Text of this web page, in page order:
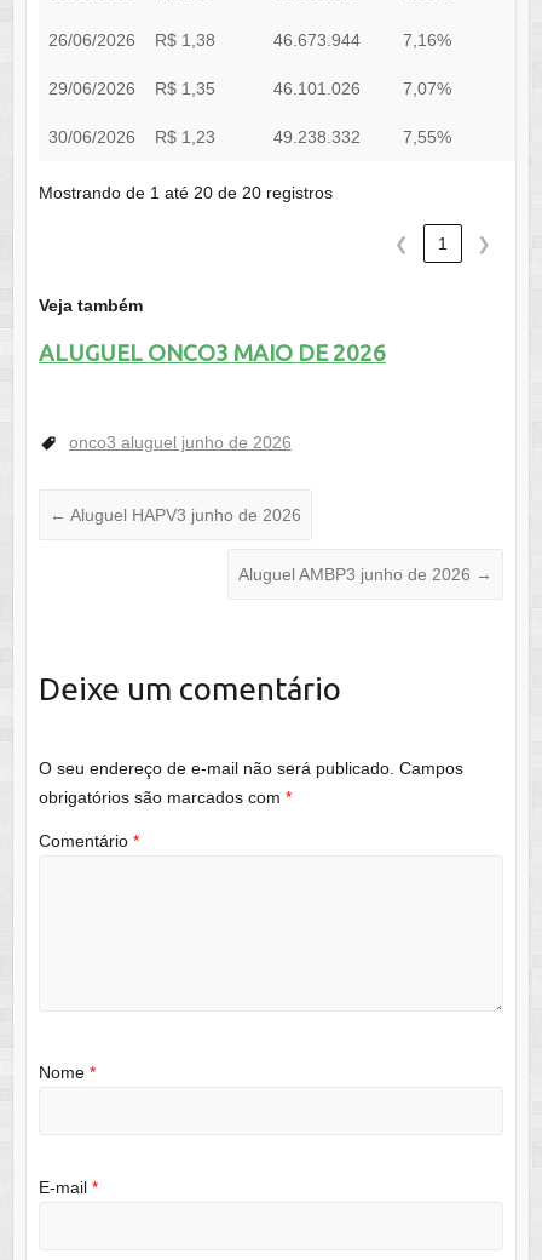
26/06/2026 R$ 1,38 46.673.944 7,16%
29/06/2026 R$ 1,35 46.101.026 7,07%
30/06/2026 R$ 1,23 49.238.332 7,55%
Mostrando de 1 até 20 de 20 registros
❮ 1 ❯
Veja também
ALUGUEL ONCO3 MAIO DE 2026
onco3 aluguel junho de 2026
← Aluguel HAPV3 junho de 2026
Aluguel AMBP3 junho de 2026 →
Deixe um comentário
O seu endereço de e-mail não será publicado. Campos
obrigatórios são marcados com *
Comentário *
Nome *
E-mail *